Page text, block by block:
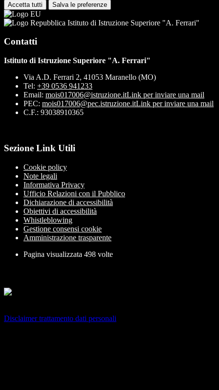
Accetta tutti Salva le preferenze
Istituto di Istruzione Superiore "A. Ferrari"
Contatti
Istituto di Istruzione Superiore "A. Ferrari"
Via A.D. Ferrari 2, 41053 Maranello (MO)
Tel: +39 0536 941233
Email: mois017006@istruzione.itLink per inviare una mail
PEC: mois017006@pec.istruzione.itLink per inviare una mail
C.F.: 93038910365
Sezione Link Utili
Cookie policy
Note legali
Informativa Privacy
Ufficio Relazioni con il Pubblico
Dichiarazione di accessibilità
Obiettivi di accessibilità
Whistleblowing
Gestione consensi cookie
Amministrazione trasparente
Pagina visualizzata 498 volte
Disclaimer trattamento dati personali